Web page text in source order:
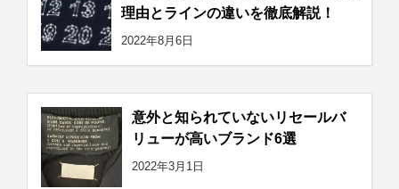
理由とラインの違いを徹底解説！
2022年8月6日
意外と知られていないリセールバ
リューが高いブランド6選
2022年3月1日